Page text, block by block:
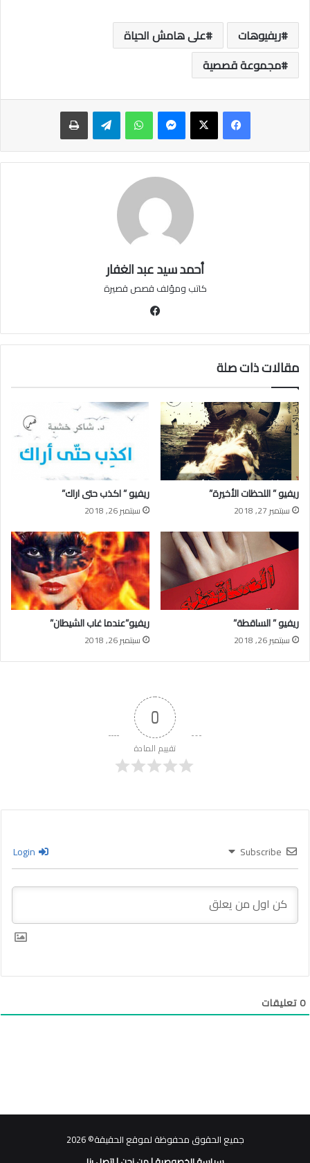
ريفيوهات
على هامش الحياة
مجموعة قصصية
ماسنجر واتساب تيلقرام
أحمد سيد عبد الغفار
كاتب ومؤلف قصص قصيرة
مقالات ذات صلة
ريفيو ” اللحظات الأخيرة”
سبتمبر 27, 2018
ريفيو ” اكذب حتى اراك”
سبتمبر 26, 2018
ريفيو ” الساقطة”
سبتمبر 26, 2018
ريفيو”عندما غاب الشيطان”
سبتمبر 26, 2018
0
تقييم المادة
Subscribe
0تعليقات
جميع الحقوق محفوظة لموقع الحقيقة© 2026